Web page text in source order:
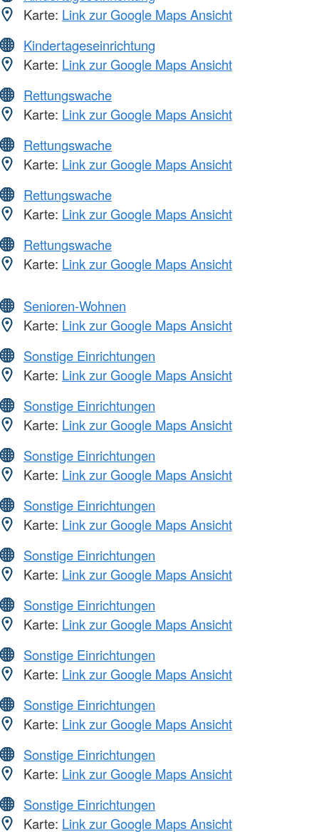
Karte: Link zur Google Maps Ansicht
Kindertageseinrichtung
Karte: Link zur Google Maps Ansicht
Rettungswache
Karte: Link zur Google Maps Ansicht
Rettungswache
Karte: Link zur Google Maps Ansicht
Rettungswache
Karte: Link zur Google Maps Ansicht
Rettungswache
Karte: Link zur Google Maps Ansicht
Senioren-Wohnen
Karte: Link zur Google Maps Ansicht
Sonstige Einrichtungen
Karte: Link zur Google Maps Ansicht
Sonstige Einrichtungen
Karte: Link zur Google Maps Ansicht
Sonstige Einrichtungen
Karte: Link zur Google Maps Ansicht
Sonstige Einrichtungen
Karte: Link zur Google Maps Ansicht
Sonstige Einrichtungen
Karte: Link zur Google Maps Ansicht
Sonstige Einrichtungen
Karte: Link zur Google Maps Ansicht
Sonstige Einrichtungen
Karte: Link zur Google Maps Ansicht
Sonstige Einrichtungen
Karte: Link zur Google Maps Ansicht
Sonstige Einrichtungen
Karte: Link zur Google Maps Ansicht
Sonstige Einrichtungen
Karte: Link zur Google Maps Ansicht